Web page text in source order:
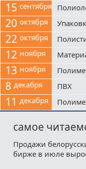
15 сентября
20 октября
22 октября
12 ноября
13 ноября
8 декабря ПВХ
11 декабря
самое
Продажи
бирже в июле